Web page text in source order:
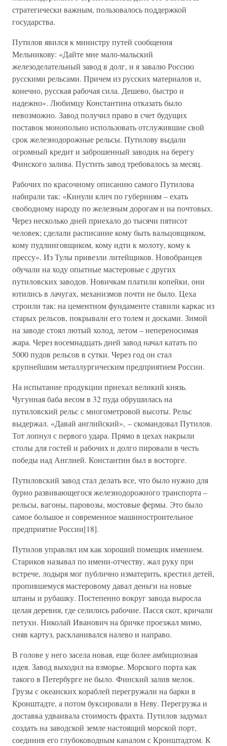
стратегически важным, пользовалось поддержкой
государства.
Путилов явился к министру путей сообщения
Мельникову: «Дайте мне мало-мальский
железоделательный завод в долг, и я завалю Россию
русскими рельсами. Причем из русских материалов и,
конечно, русская рабочая сила. Дешево, быстро и
надежно». Любимцу Константина отказать было
невозможно. Завод получил право в счет будущих
поставок монопольно использовать отслужившие свой
срок железнодорожные рельсы. Путилову выдали
огромный кредит и заброшенный заводик на берегу
Финского залива. Пустить завод требовалось за месяц.
Рабочих по красочному описанию самого Путилова
набирали так: «Кинули клич по губерниям – ехать
свободному народу по железным дорогам и на почтовых.
Через несколько дней приехало до тысячи пятисот
человек; сделали расписание кому быть вальцовщиком,
кому пудлинговщиком, кому идти к молоту, кому к
прессу». Из Тулы привезли литейщиков. Новобранцев
обучали на ходу опытные мастеровые с других
путиловских заводов. Новичкам платили копейки, они
ютились в лачугах, механизмов почти не было. Цеха
строили так: на цементном фундаменте ставили каркас из
старых рельсов, покрывали его толем и досками. Зимой
на заводе стоял лютый холод, летом – непереносимая
жара. Через восемнадцать дней завод начал катать по
5000 пудов рельсов в сутки. Через год он стал
крупнейшим металлургическим предприятием России.
На испытание продукции приехал великий князь.
Чугунная баба весом в 32 пуда обрушилась на
путиловский рельс с многометровой высоты. Рельс
выдержал. «Давай английский», – скомандовал Путилов.
Тот лопнул с первого удара. Прямо в цехах накрыли
столы для гостей и рабочих и долго пировали в честь
победы над Англией. Константин был в восторге.
Путиловский завод стал делать все, что было нужно для
бурно развивающегося железнодорожного транспорта –
рельсы, вагоны, паровозы, мостовые фермы. Это было
самое большое и современное машиностроительное
предприятие России[18].
Путилов управлял им как хороший помещик имением.
Стариков называл по имени-отчеству, жал руку при
встрече, лодыря мог публично изматерить, крестил детей,
пропившемуся мастеровому давал деньги на новые
штаны и рубашку. Постепенно вокруг завода выросла
целая деревня, где селились рабочие. Пасся скот, кричали
петухи. Николай Иванович на бричке проезжал мимо,
сняв картуз, раскланивался налево и направо.
В голове у него засела новая, еще более амбициозная
идея. Завод выходил на взморье. Морского порта как
такого в Петербурге не было. Финский залив мелок.
Грузы с океанских кораблей перегружали на барки в
Кронштадте, а потом буксировали в Неву. Перегрузка и
доставка удваивала стоимость фрахта. Путилов задумал
создать на заводской земле настоящий морской порт,
соединив его глубоководным каналом с Кронштадтом. К